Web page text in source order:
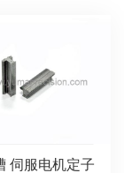
伺服电机定子